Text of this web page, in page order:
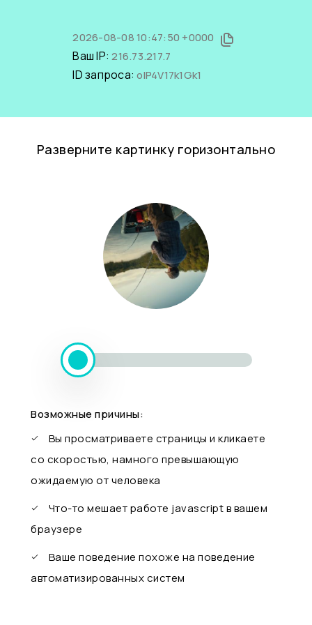
2026-08-08 10:47:50 +0000
Ваш IP:216.73.217.7
ID запроса:olP4V17k1Gk1
Разверните картинку горизонтально
Возможные причины:
Вы просматриваете страницы и кликаете
со скоростью, намного превышающую
ожидаемую от человека
Что-то мешает работе javascript в вашем
браузере
Ваше поведение похоже на поведение
автоматизированных систем